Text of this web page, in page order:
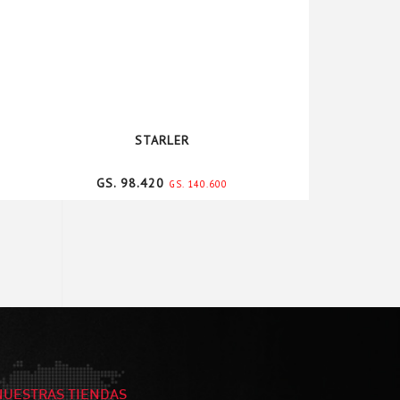
STARLER
GS. 98.420 GS. 140.600
TIENDAS